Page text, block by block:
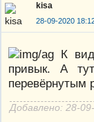
kisa
28-09-2020
К
привык. А
перевёрнутым
Добавлено: 28-